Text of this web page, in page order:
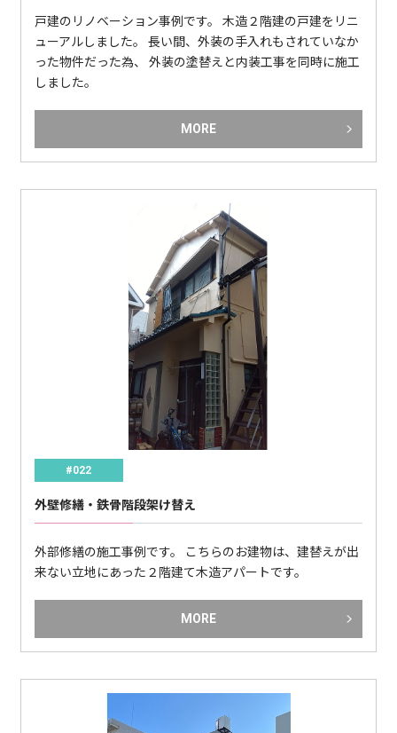
戸建のリノベーション事例です。 木造２階建の戸建をリニ
ューアルしました。 長い間、外装の手入れもされていなか
った物件だった為、 外装の塗替えと内装工事を同時に施工
しました。
MORE
#022
外壁修繕・鉄骨階段架け替え
外部修繕の施工事例です。 こちらのお建物は、建替えが出
来ない立地にあった２階建て木造アパートです。
MORE